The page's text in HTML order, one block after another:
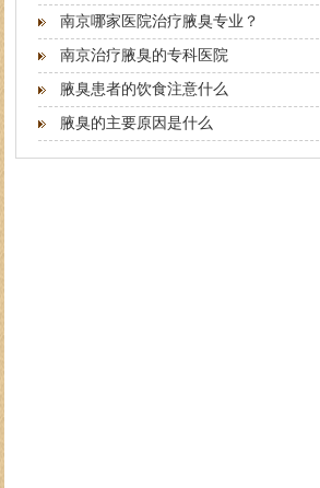
南京哪家医院治疗腋臭专业？
南京治疗腋臭的专科医院
腋臭患者的饮食注意什么
腋臭的主要原因是什么